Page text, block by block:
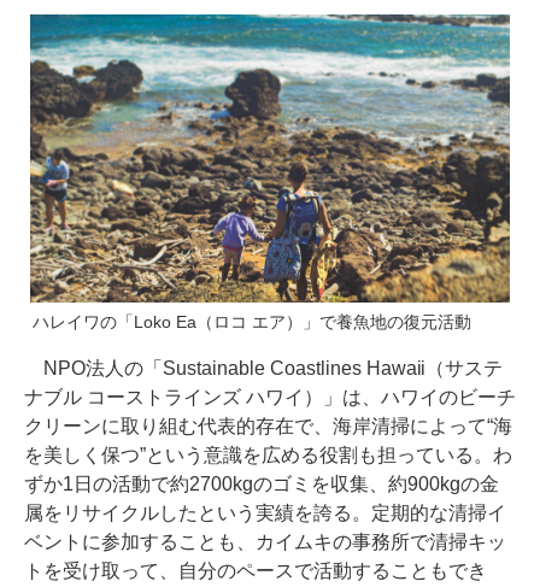
ハレイワの「Loko Ea（ロコ エア）」で養魚地の復元活動
NPO法人の「Sustainable Coastlines Hawaii（サステ
ナブル コーストラインズ ハワイ）」は、ハワイのビーチ
クリーンに取り組む代表的存在で、海岸清掃によって“海
を美しく保つ”という意識を広める役割も担っている。わ
ずか1日の活動で約2700kgのゴミを収集、約900kgの金
属をリサイクルしたという実績を誇る。定期的な清掃イ
ベントに参加することも、カイムキの事務所で清掃キッ
トを受け取って、自分のペースで活動することもでき